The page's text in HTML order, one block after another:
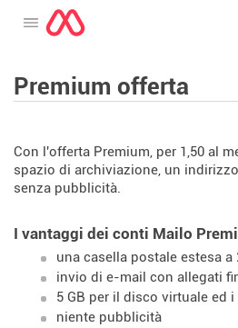
Aprire il menu
Premium offerta
Con l'offerta Premium, per 1,50 al
spazio di archiviazione, un
senza pubblicità.
I vantaggi dei conti Mailo
una casella postale estesa a
invio di e-mail con allegati
5 GB per il disco virtuale ed
niente pubblicità